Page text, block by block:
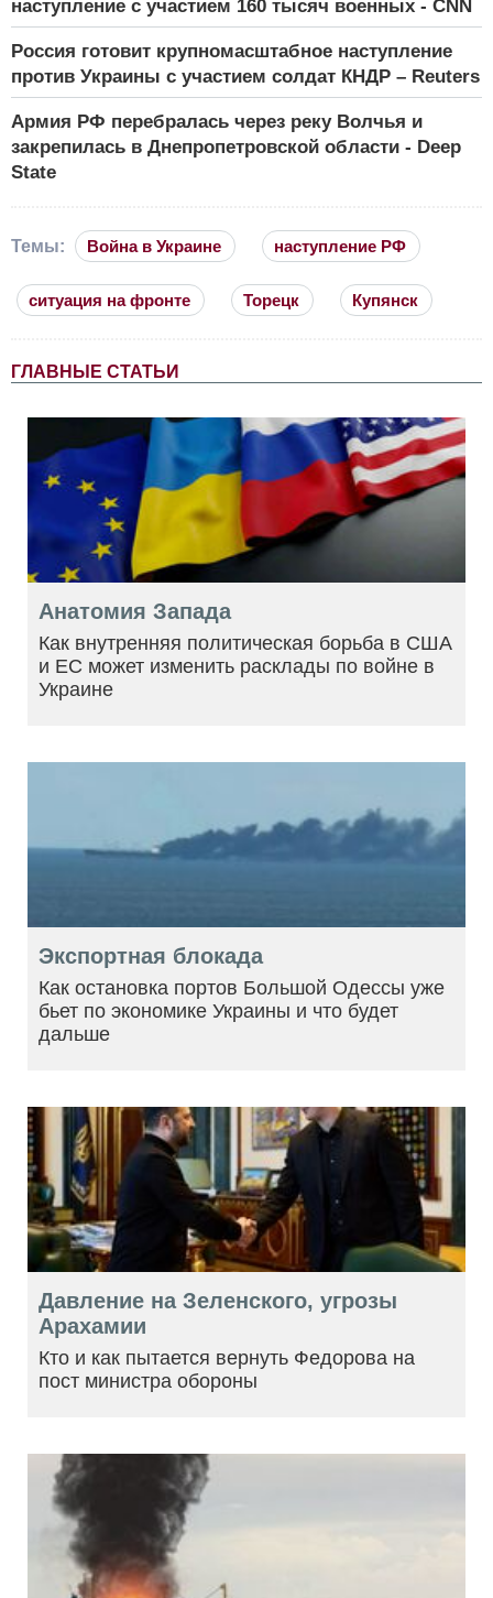
наступление с участием 160 тысяч военных - CNN
Россия готовит крупномасштабное наступление
против Украины с участием солдат КНДР – Reuters
Армия РФ перебралась через реку Волчья и
закрепилась в Днепропетровской области - Deep
State
Темы: Война в Украине наступление РФ
ситуация на фронте Торецк Купянск
ГЛАВНЫЕ СТАТЬИ
Анатомия Запада
Как внутренняя политическая борьба в США
и ЕС может изменить расклады по войне в
Украине
Экспортная блокада
Как остановка портов Большой Одессы уже
бьет по экономике Украины и что будет
дальше
Давление на Зеленского, угрозы
Арахамии
Кто и как пытается вернуть Федорова на
пост министра обороны